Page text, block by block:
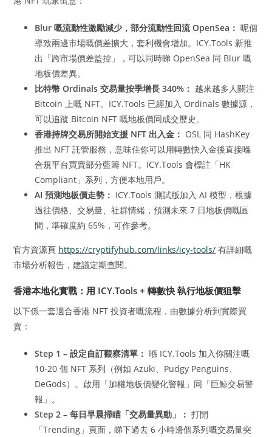
Blur 嘅流動性激勵減少，部分流動性回流 OpenSea： 呢個
導致兩邊市場嘅價差擴大，套利機會增加。ICY.Tools 新推
出「跨市場價差監控」，可以同時睇 OpenSea 同 Blur 嘅
地板價差異。
比特幣 Ordinals 交易量按季增長 340%： 越來越多人關注
Bitcoin 上嘅 NFT。ICY.Tools 已經加入 Ordinals 數據源，
可以追蹤 Bitcoin NFT 嘅地板價同成交歷史。
香港持牌交易所開始支援 NFT 出入金： OSL 同 HashKey
推出 NFT 託管服務，意味住你可以用轉數快入金後直接喺
合規平台買賣部分藍籌 NFT。ICY.Tools 會標註「HK
Compliant」系列，方便本地用戶。
AI 預測地板價走勢： ICY.Tools 測試版加入 AI 模型，根據
過往價格、交易量、社群情緒，預測未來 7 日地板價嘅區
間，準確度約 65%，可作參考。
官方資源頁 https://cryptifyhub.com/links/icy-tools/ 有詳細嘅
市場分析報告，建議定期查閱。
香港本地化實戰：用 ICY.Tools + 轉數快 執行地板價狙擊
以下係一套適合香港 NFT 投資者嘅流程，由數據分析到實際買
賣：
Step 1 – 設定自訂觀察清單： 喺 ICY.Tools 加入你關注嘅
10-20 個 NFT 系列（例如 Azuki、Pudgy Penguins、
DeGods）。啟用「加權地板價變化警報」同「巨鯨交易警
報」。
Step 2 – 每日早晨掃瞄「交易量異動」： 打開
「Trending」頁面，睇下過去 6 小時邊個系列嘅交易量突